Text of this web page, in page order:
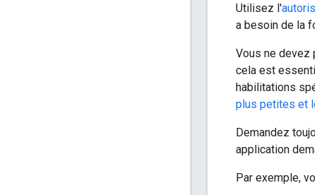
Utilisez l'
a besoin de la
Vous ne devez
cela est
habilitations
plus petites et
Demandez
application
Par exemple,